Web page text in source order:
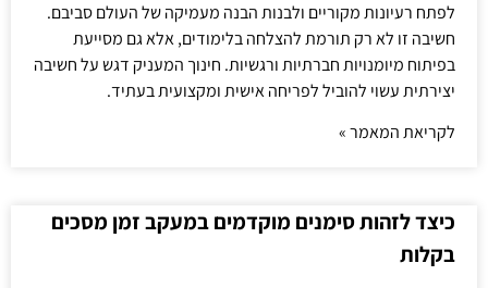
לפתח רעיונות מקוריים ולבנות הבנה מעמיקה של העולם סביבם.
חשיבה זו לא רק תורמת להצלחה בלימודים, אלא גם מסייעת
בפיתוח מיומנויות חברתיות ורגשיות. חינוך המעניק דגש על חשיבה
יצירתית עשוי להוביל לפריחה אישית ומקצועית בעתיד.
לקריאת המאמר »
כיצד לזהות סימנים מוקדמים במעקב זמן מסכים
בקלות